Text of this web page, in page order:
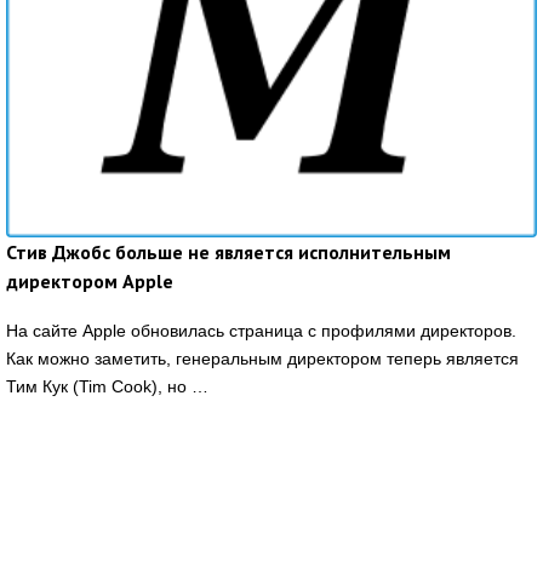
Стив Джобс больше не является исполнительным
директором Apple
На сайте Apple обновилась страница с профилями директоров.
Как можно заметить, генеральным директором теперь является
Тим Кук (Tim Cook), но …